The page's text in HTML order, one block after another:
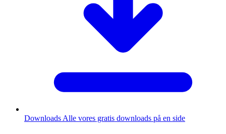
Downloads Alle vores gratis downloads på en side